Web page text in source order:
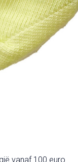
vanaf 100 euro